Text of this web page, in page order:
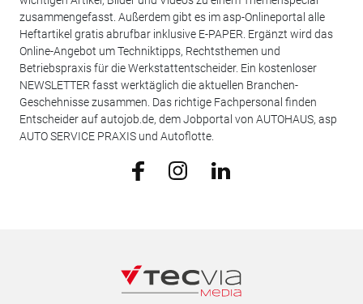
zusammengefasst. Außerdem gibt es im asp-Onlineportal alle
Heftartikel gratis abrufbar inklusive E-PAPER. Ergänzt wird das
Online-Angebot um Techniktipps, Rechtsthemen und
Betriebspraxis für die Werkstattentscheider. Ein kostenloser
NEWSLETTER fasst werktäglich die aktuellen Branchen-
Geschehnisse zusammen. Das richtige Fachpersonal finden
Entscheider auf autojob.de, dem Jobportal von AUTOHAUS, asp
AUTO SERVICE PRAXIS und Autoflotte.